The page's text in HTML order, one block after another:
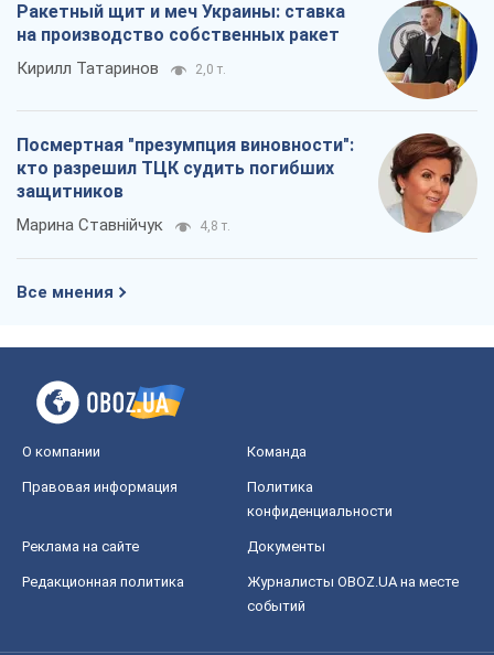
Ракетный щит и меч Украины: ставка
на производство собственных ракет
Кирилл Татаринов 2,0 т.
Посмертная "презумпция виновности":
кто разрешил ТЦК судить погибших
защитников
Марина Ставнійчук 4,8 т.
Все мнения
О компании Команда
Правовая информация
Политика
конфиденциальности
Реклама на сайте Документы
Редакционная политика
Журналисты OBOZ.UA на месте
событий